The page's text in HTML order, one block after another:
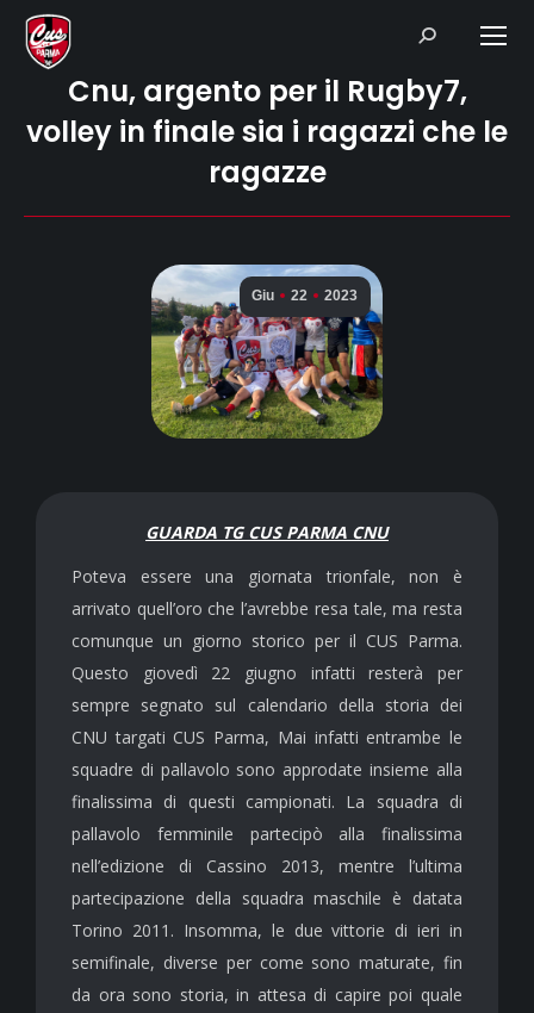
Search:
Cnu, argento per il Rugby7,
volley in finale sia i ragazzi che le
ragazze
Giu 22 2023
GUARDA TG CUS PARMA CNU
Poteva essere una giornata trionfale, non è
arrivato quell’oro che l’avrebbe resa tale, ma resta
comunque un giorno storico per il CUS Parma.
Questo giovedì 22 giugno infatti resterà per
sempre segnato sul calendario della storia dei
CNU targati CUS Parma, Mai infatti entrambe le
squadre di pallavolo sono approdate insieme alla
finalissima di questi campionati. La squadra di
pallavolo femminile partecipò alla finalissima
nell’edizione di Cassino 2013, mentre l’ultima
partecipazione della squadra maschile è datata
Torino 2011. Insomma, le due vittorie di ieri in
semifinale, diverse per come sono maturate, fin
da ora sono storia, in attesa di capire poi quale